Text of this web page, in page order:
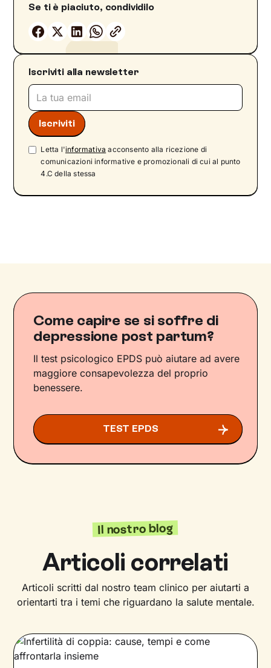
Se ti è piaciuto, condividilo
Iscriviti alla newsletter
Letta l'informativa acconsento alla ricezione di
comunicazioni informative e promozionali di cui al punto
4.C della stessa
Come capire se si soffre di
depressione post partum?
Il test psicologico EPDS può aiutare ad avere
maggiore consapevolezza del proprio
benessere.
TEST EPDS
Il nostro blog
Articoli correlati
Articoli scritti dal nostro team clinico per aiutarti a
orientarti tra i temi che riguardano la salute mentale.